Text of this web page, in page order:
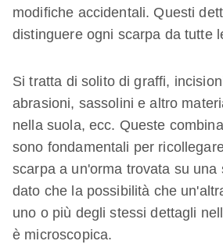
modifiche accidentali. Questi
distinguere ogni scarpa da tutte
Si tratta di solito di graffi,
abrasioni, sassolini e altro
nella suola, ecc. Queste
sono fondamentali per
scarpa a un'orma trovata su una
dato che la possibilità che
uno o più degli stessi dettagli
è microscopica.